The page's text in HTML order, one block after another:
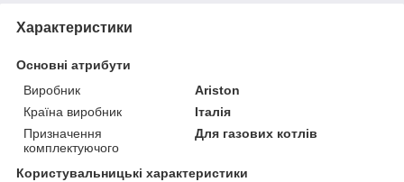
Характеристики
Основні атрибути
Виробник
Ariston
Країна виробник
Італія
Призначення
комплектуючого
Для газових котлів
Користувальницькі характеристики